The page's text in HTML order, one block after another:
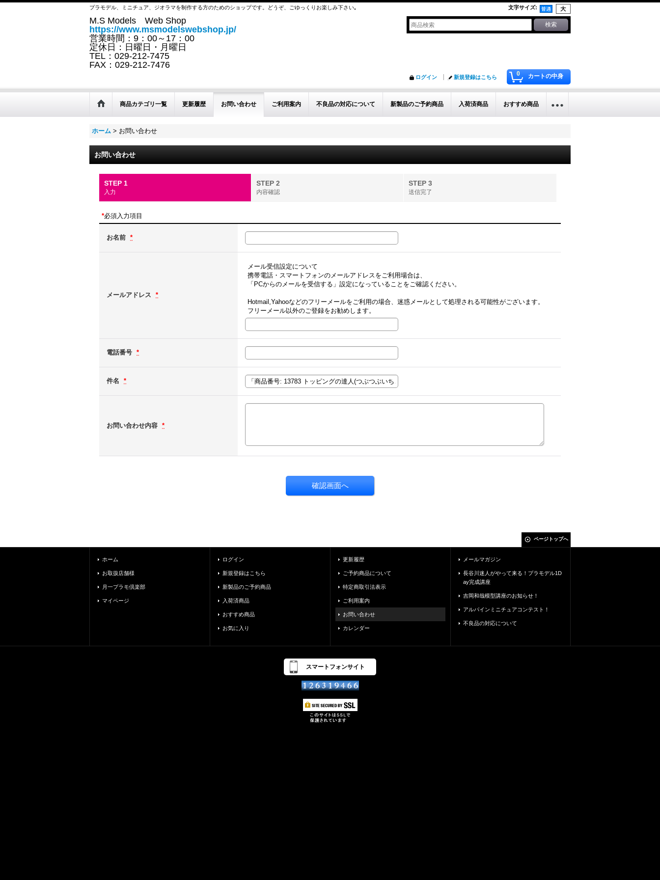
プラモデル、ミニチュア、ジオラマを制作する方のためのショップです。どうぞ、ごゆっくりお楽しみ下さい｡ 文字サイズ:
M.S Models Web Shop
https://www.msmodelswebshop.jp/
営業時間：9：00～17：00
定休日：日曜日・月曜日
TEL：029-212-7475
FAX：029-212-7476
0 カートの中身
ログイン 新規登録はこちら
商品カテゴリ一覧 更新履歴 お問い合わせ ご利用案内 不良品の対応について 新製品のご予約商品 入荷済商品 おすすめ商品
ホーム > お問い合わせ
お問い合わせ
STEP 1
入力
STEP 2
内容確認
STEP 3
送信完了
*必須入力項目
お名前 *
メールアドレス *
メール受信設定について
携帯電話・スマートフォンのメールアドレスをご利用場合は、
「PCからのメールを受信する」設定になっていることをご確認ください。
Hotmail,Yahooなどのフリーメールをご利用の場合、迷惑メールとして処理される可能性がございます。
フリーメール以外のご登録をお勧めします。
電話番号 *
件名 *
お問い合わせ内容 *
ページトップへ
ホーム
お取扱店舗様
月一プラモ倶楽部
マイページ
ログイン
新規登録はこちら
新製品のご予約商品
入荷済商品
おすすめ商品
お気に入り
更新履歴
ご予約商品について
特定商取引法表示
ご利用案内
お問い合わせ
カレンダー
メールマガジン
長谷川迷人がやって来る！プラモデル1D
ay完成講座
吉岡和哉模型講座のお知らせ！
アルパインミニチュアコンテスト！
不良品の対応について
スマートフォンサイト